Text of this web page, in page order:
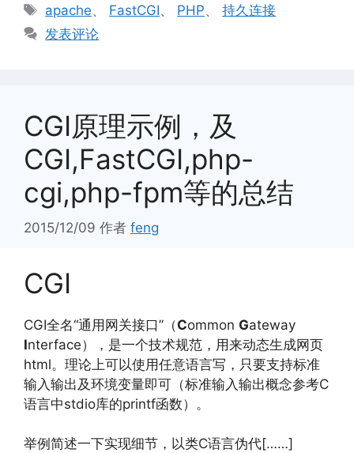
类
标
签
apache、 FastCGI、 PHP、持久连接
发表评论
CGI原理示例，及
CGI,FastCGI,php-
cgi,php-fpm等的总结
2015/12/09 作者 feng
CGI
CGI全名“通用网关接口”（Common Gateway
Interface），是一个技术规范，用来动态生成网页
html。理论上可以使用任意语言写，只要支持标准
输入输出及环境变量即可（标准输入输出概念参考C
语言中stdio库的printf函数）。
举例简述一下实现细节，以类C语言伪代[……]